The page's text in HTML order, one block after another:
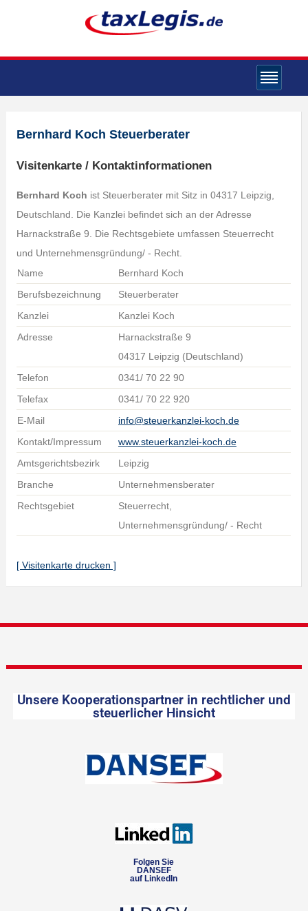
Bernhard Koch Steuerberater
Visitenkarte / Kontaktinformationen
Bernhard Koch ist Steuerberater mit Sitz in 04317 Leipzig,
Deutschland. Die Kanzlei befindet sich an der Adresse
Harnackstraße 9. Die Rechtsgebiete umfassen Steuerrecht
und Unternehmensgründung/ - Recht.
Name
Bernhard Koch
Berufsbezeichnung
Steuerberater
Kanzlei
Kanzlei Koch
Adresse
Harnackstraße 9
04317 Leipzig (Deutschland)
Telefon
0341/ 70 22 90
Telefax
0341/ 70 22 920
E-Mail
info@steuerkanzlei-koch.de
Kontakt/Impressum
www.steuerkanzlei-koch.de
Amtsgerichtsbezirk
Leipzig
Branche
Unternehmensberater
Rechtsgebiet
Steuerrecht,
Unternehmensgründung/ - Recht
[ Visitenkarte drucken ]
Unsere Kooperationspartner in rechtlicher und
steuerlicher Hinsicht
Folgen Sie
DANSEF
auf LinkedIn